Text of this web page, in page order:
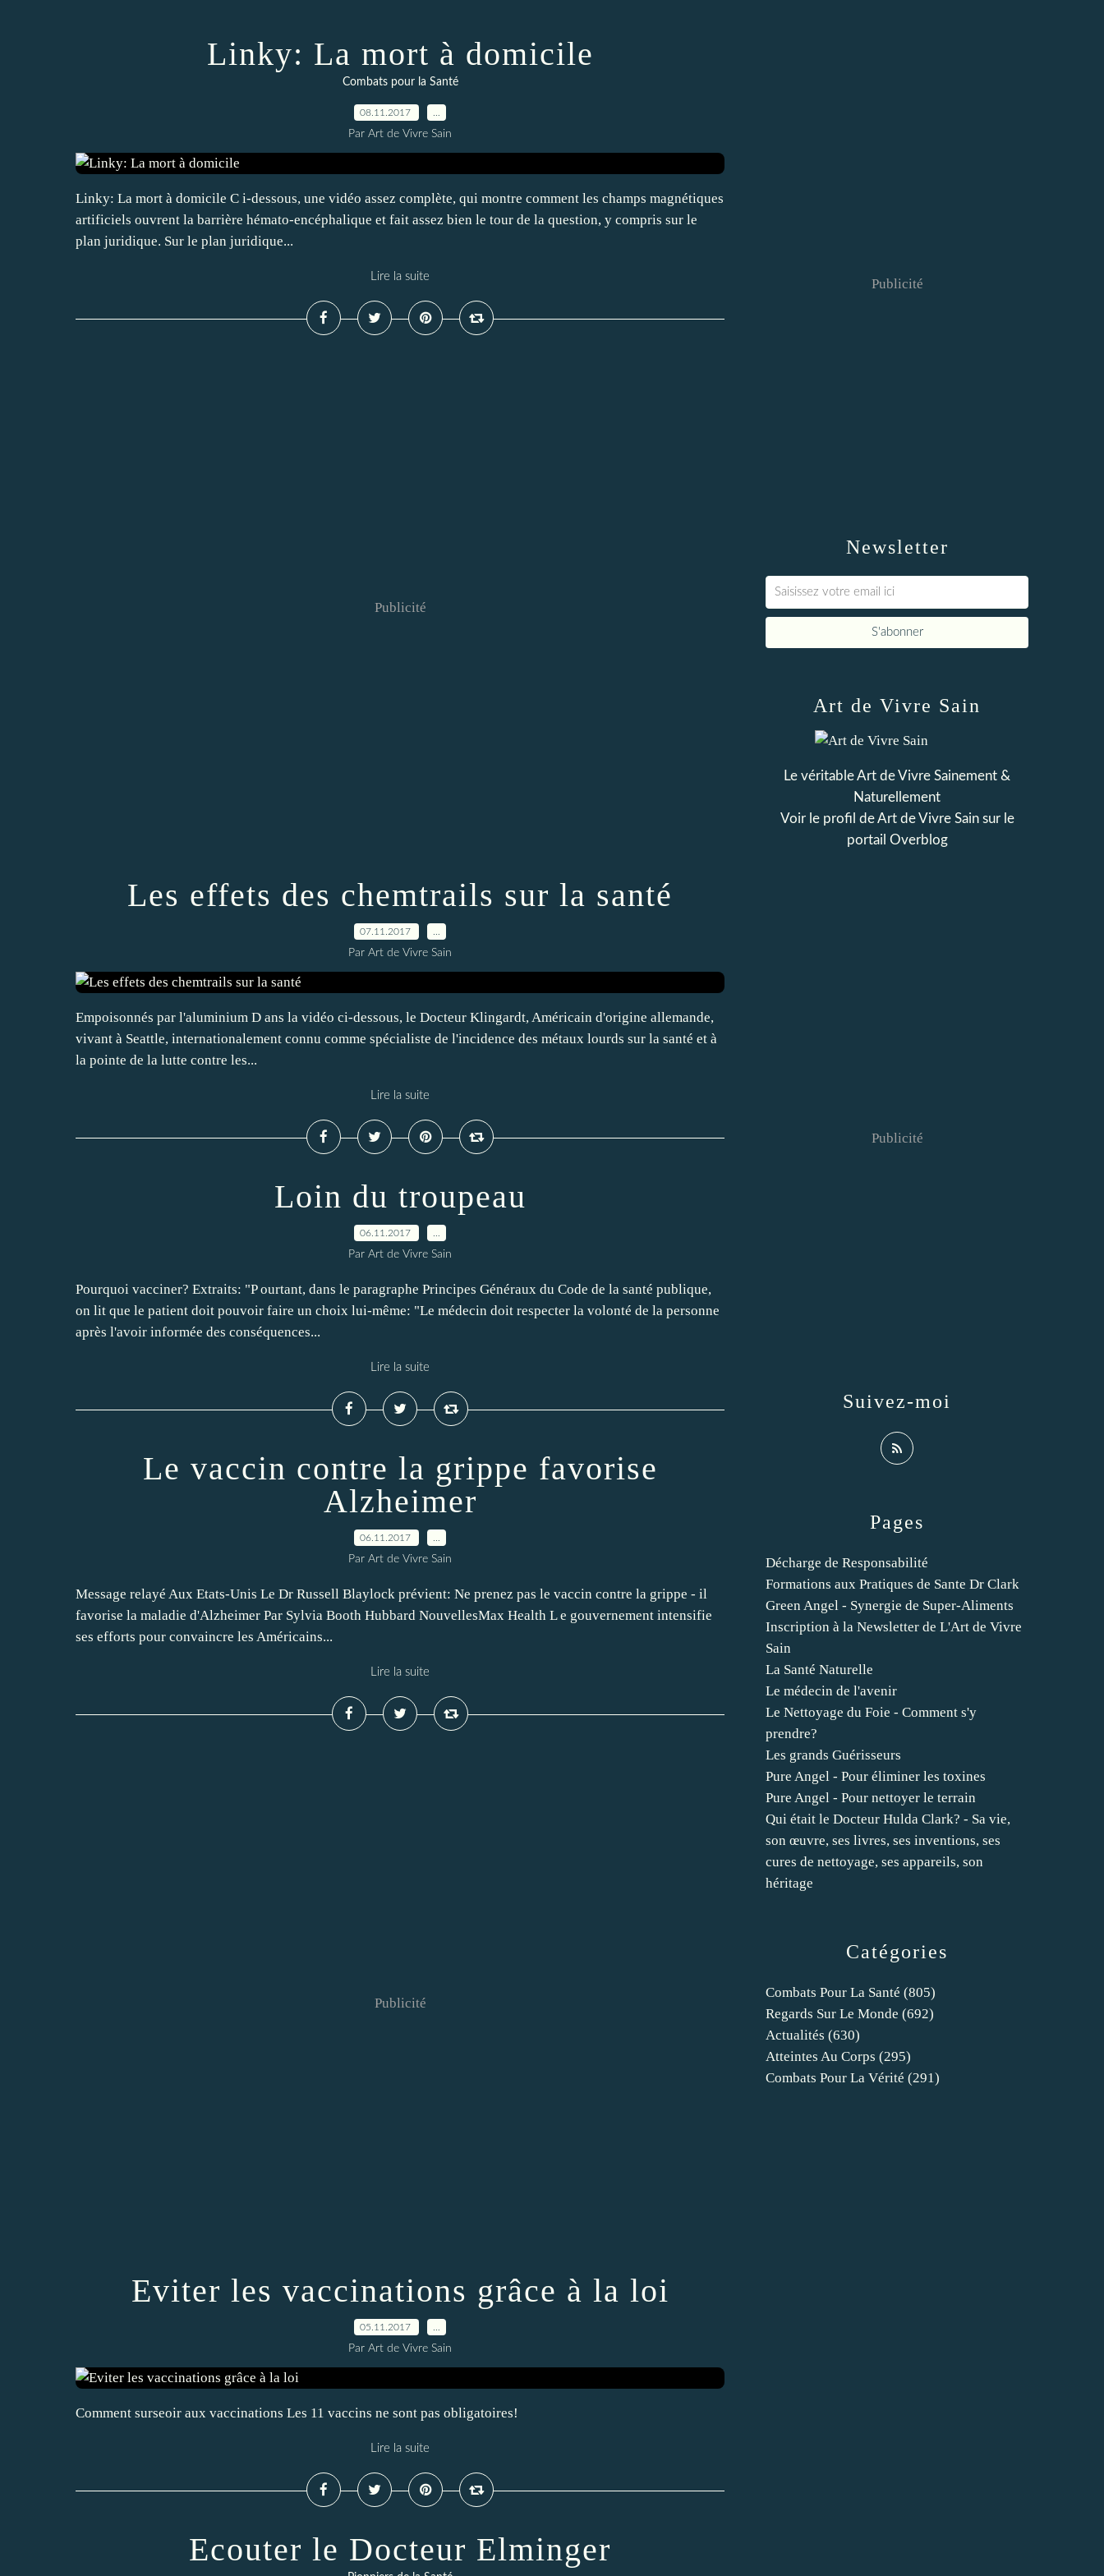
Linky: La mort à domicile
Combats pour la Santé
08.11.2017
Par Art de Vivre Sain
Linky: La mort à domicile C i-dessous, une vidéo assez complète, qui montre comment les champs magnétiques
artificiels ouvrent la barrière hémato-encéphalique et fait assez bien le tour de la question, y compris sur le
plan juridique. Sur le plan juridique...
Lire la suite
Publicité
Les effets des chemtrails sur la santé
07.11.2017
Par Art de Vivre Sain
Empoisonnés par l'aluminium D ans la vidéo ci-dessous, le Docteur Klingardt, Américain d'origine allemande,
vivant à Seattle, internationalement connu comme spécialiste de l'incidence des métaux lourds sur la santé et à
la pointe de la lutte contre les...
Lire la suite
Loin du troupeau
06.11.2017
Par Art de Vivre Sain
Pourquoi vacciner? Extraits: "P ourtant, dans le paragraphe Principes Généraux du Code de la santé publique,
on lit que le patient doit pouvoir faire un choix lui-même: "Le médecin doit respecter la volonté de la personne
après l'avoir informée des conséquences...
Lire la suite
Le vaccin contre la grippe favorise
Alzheimer
06.11.2017
Par Art de Vivre Sain
Message relayé Aux Etats-Unis Le Dr Russell Blaylock prévient: Ne prenez pas le vaccin contre la grippe - il
favorise la maladie d'Alzheimer Par Sylvia Booth Hubbard NouvellesMax Health L e gouvernement intensifie
ses efforts pour convaincre les Américains...
Lire la suite
Publicité
Eviter les vaccinations grâce à la loi
05.11.2017
Par Art de Vivre Sain
Comment surseoir aux vaccinations Les 11 vaccins ne sont pas obligatoires!
Lire la suite
Ecouter le Docteur Elminger
Newsletter
Publicité
Catégories
Combats Pour La Santé (805)
Regards Sur Le Monde (692)
Actualités (630)
Atteintes Au Corps (295)
Combats Pour La Vérité (291)
Pages
Décharge de Responsabilité
Formations aux Pratiques de Sante Dr Clark
Green Angel - Synergie de Super-Aliments
Inscription à la Newsletter de L'Art de Vivre
Sain
La Santé Naturelle
Le médecin de l'avenir
Le Nettoyage du Foie - Comment s'y
prendre?
Les grands Guérisseurs
Pure Angel - Pour éliminer les toxines
Pure Angel - Pour nettoyer le terrain
Qui était le Docteur Hulda Clark? - Sa vie,
son œuvre, ses livres, ses inventions, ses
cures de nettoyage, ses appareils, son
héritage
Art de Vivre Sain
Le véritable Art de Vivre Sainement &
Naturellement
Voir le profil deArt de Vivre Sainsur le
portail Overblog
Suivez-moi
Publicité